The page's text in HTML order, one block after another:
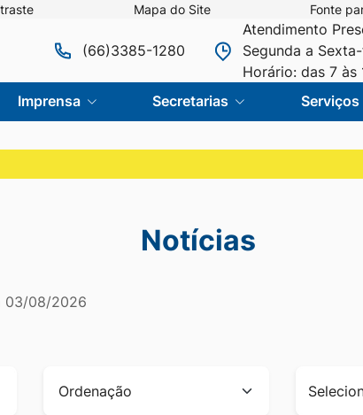
Mapa do Site Fonte
(66)3385-1280
Atendimento
Segunda a
Horário: das 7 às
Imprensa Secretarias Serviços
Notícias
03/08/2026